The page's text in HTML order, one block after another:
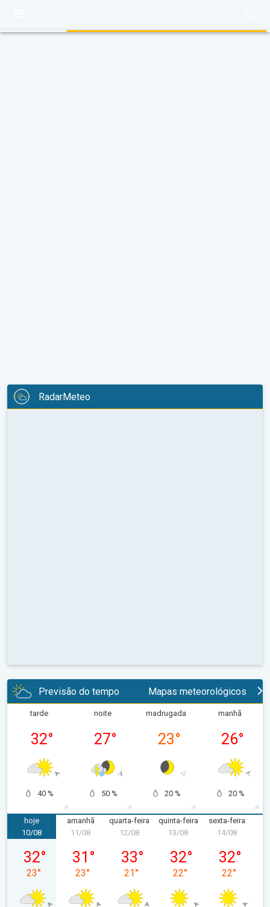
RadarMeteo
Previsão do tempo Mapas meteorológicos
tarde
32°
40 %
noite
27°
50 %
madrugada
23°
20 %
manhã
26°
20 %
hoje
segunda-feira, 10/08
10/08
32°
23°
amanhã
terça-feira, 11/08
11/08
31 °
23°
quarta-feira
quarta-feira, 12/08
12/08
33°
21°
quinta-feira
quinta-feira, 13/08
13/08
32°
22°
sexta-feira
14/08
32°
22°